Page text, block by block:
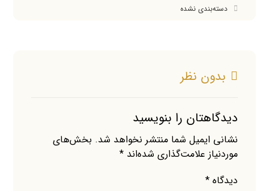
دسته‌بندی نشده
بدون نظر
دیدگاهتان را بنویسید
نشانی ایمیل شما منتشر نخواهد شد. بخش‌های
موردنیاز علامت‌گذاری شده‌اند*
دیدگاه*